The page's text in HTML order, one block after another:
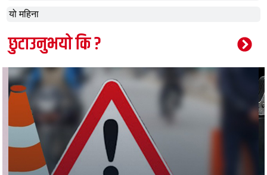
यो महिना
छुटाउनुभयो कि ?